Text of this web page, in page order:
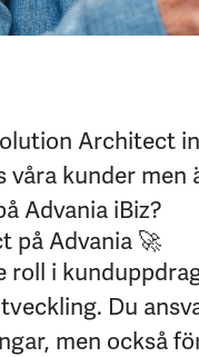
Architect
våra kunder
Advania iBiz?
på Advania 🚀
roll i
Du
men också